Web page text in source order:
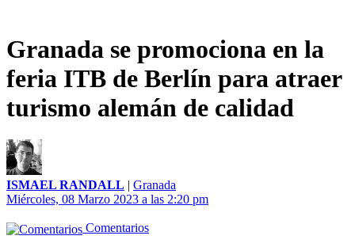
Granada se promociona en la
feria ITB de Berlín para atraer
turismo alemán de calidad
ISMAEL RANDALL | Granada
Miércoles, 08 Marzo 2023 a las 2:20 pm
Comentarios